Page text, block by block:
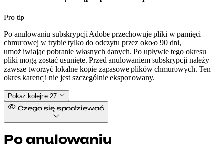
Pro tip
Po anulowaniu subskrypcji Adobe przechowuje pliki w pamięci
chmurowej w trybie tylko do odczytu przez około 90 dni,
umożliwiając pobranie własnych danych. Po upływie tego okresu
pliki mogą zostać usunięte. Przed anulowaniem subskrypcji należy
zawsze tworzyć lokalne kopie zapasowe plików chmurowych. Ten
okres karencji nie jest szczególnie eksponowany.
Pokaż kolejne 27
Czego się spodziewać
Po anulowaniu